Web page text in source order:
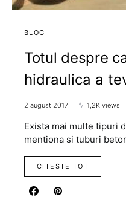
BLOG
Totul despre
hidraulica a
2 august 2017 1,2K views
Exista mai multe tipuri
mentiona si tuburi
CITESTE TOT